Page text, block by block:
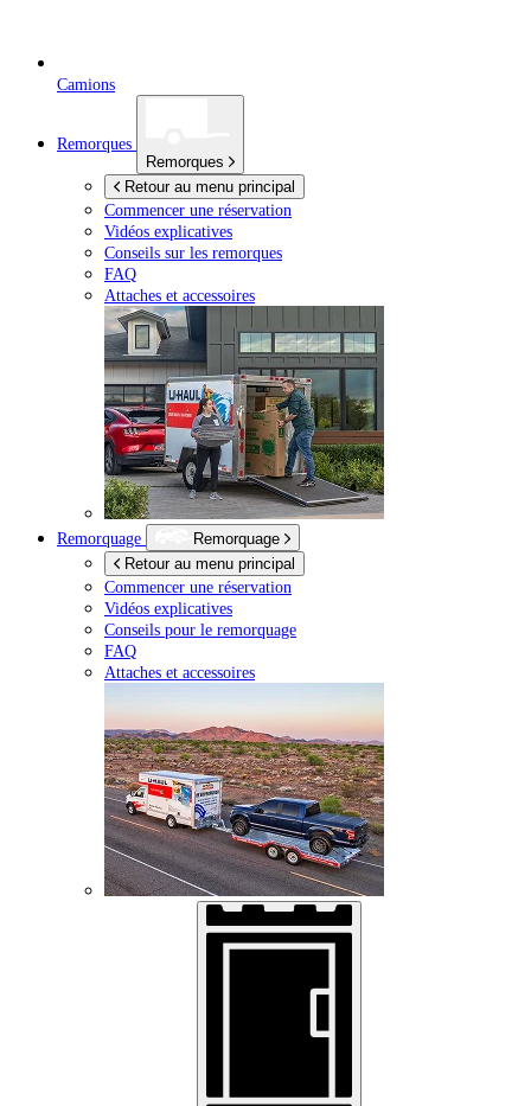
Camions
Remorques
Remorques
Retour au menu principal
Commencer une réservation
Vidéos explicatives
Conseils sur les remorques
FAQ
Attaches et accessoires
Remorquage
Remorquage
Retour au menu principal
Commencer une réservation
Vidéos explicatives
Conseils pour le remorquage
FAQ
Attaches et accessoires